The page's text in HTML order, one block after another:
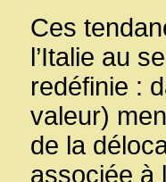
Ces
l’Italie au
redéfinie :
valeur)
de la
associée à